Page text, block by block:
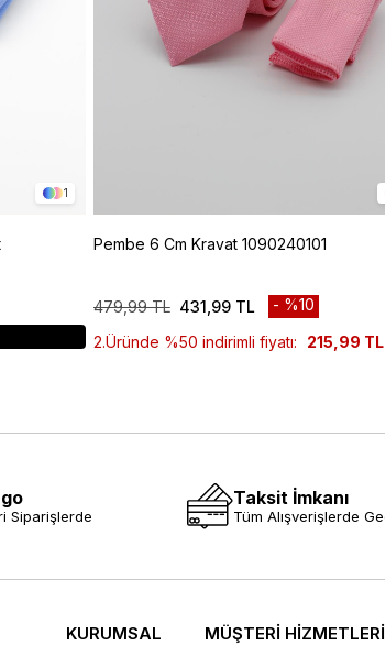
1
Pembe 6 Cm Kravat 1090240101
431,99 TL
479,99 TL
%10
2.Üründe %50 indirimli fiyatı:
215,99 TL
Siparişlerde
Taksit İmkanı
Tüm Alışverişlerde
KURUMSAL MÜŞTERİ HİZMETLERİ